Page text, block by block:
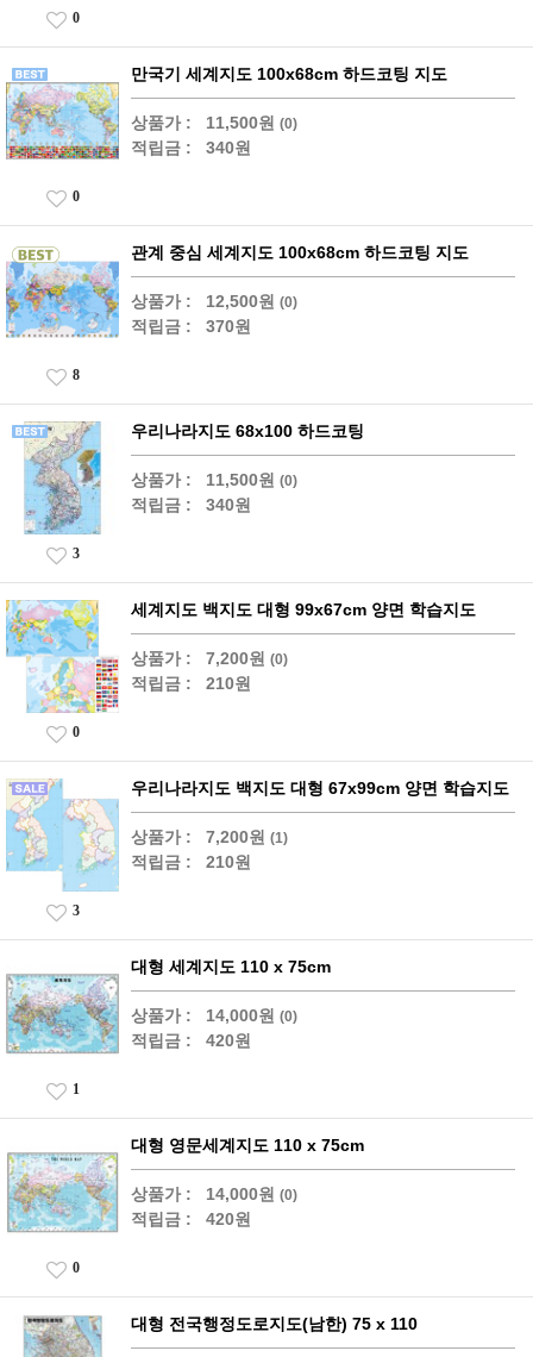
0
만국기 세계지도 100x68cm 하드코팅 지도
상품가 : 11,500원 (0)
적립금 : 340원
0
관계 중심 세계지도 100x68cm 하드코팅 지도
상품가 : 12,500원 (0)
적립금 : 370원
8
우리나라지도 68x100 하드코팅
상품가 : 11,500원 (0)
적립금 : 340원
3
세계지도 백지도 대형 99x67cm 양면 학습지도
상품가 : 7,200원 (0)
적립금 : 210원
0
우리나라지도 백지도 대형 67x99cm 양면 학습지도
상품가 : 7,200원 (1)
적립금 : 210원
3
대형 세계지도 110 x 75cm
상품가 : 14,000원 (0)
적립금 : 420원
1
대형 영문세계지도 110 x 75cm
상품가 : 14,000원 (0)
적립금 : 420원
0
대형 전국행정도로지도(남한) 75 x 110